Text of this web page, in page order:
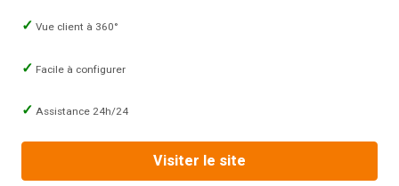
Vue client à 360°
Facile à configurer
Assistance 24h/24
Visiter le site